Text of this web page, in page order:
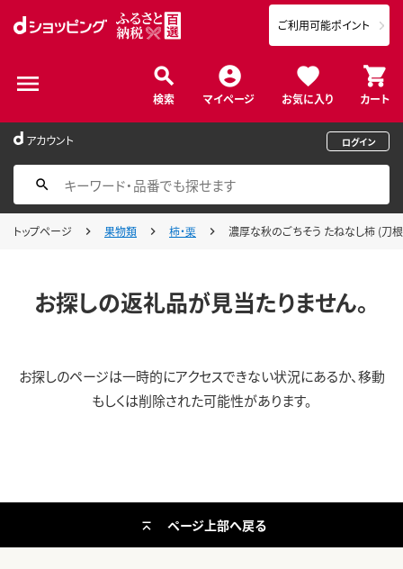
検索 マイページ お気に入り カート
ご利用可能ポイント
アカウント ログイン
トップページ 果物類 柿・栗 濃厚な秋のごちそう たねなし柿 (
お探しの返礼品が見当たりません。
お探しのページは一時的にアクセスできない状況にあるか、移動
もしくは削除された可能性があります。
ページ上部へ戻る